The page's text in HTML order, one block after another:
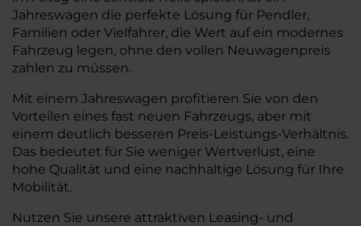
Jahreswagen die perfekte Lösung für Pendler,
Familien oder Vielfahrer, die Wert auf ein modernes
Fahrzeug legen, ohne den vollen Neuwagenpreis
zahlen zu müssen.
Mit einem Jahreswagen profitieren Sie von den
Vorteilen eines fast neuen Fahrzeugs, aber mit
einem deutlich besseren Preis-Leistungs-Verhältnis.
Das bedeutet für Sie weniger Wertverlust, eine
hohe Qualität und eine nachhaltige Lösung für Ihre
Mobilität.
Nutzen Sie unsere attraktiven Leasing- und